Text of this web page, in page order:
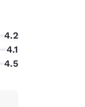
4.2
4.1
4.5